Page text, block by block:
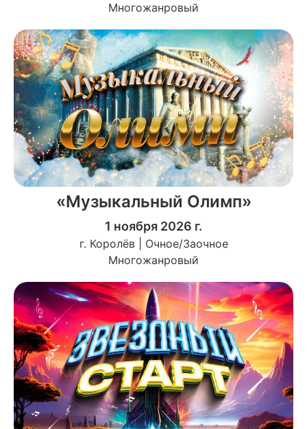
Многожанровый
«Музыкальный Олимп»
1 ноября 2026 г.
г. Королёв | Очное/Заочное
Многожанровый